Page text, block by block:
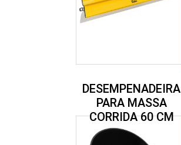
DESEMPENADEIRA
PARA MASSA
CORRIDA 60 CM